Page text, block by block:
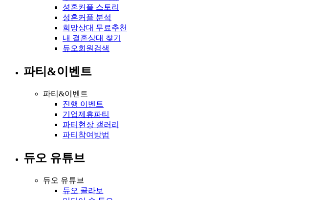
성혼커플 스토리
성혼커플 분석
희망상대 무료추천
내 결혼상대 찾기
듀오회원검색
파티&이벤트
파티&이벤트
진행 이벤트
기업제휴파티
파티현장 갤러리
파티참여방법
듀오 유튜브
듀오 유튜브
듀오 콜라보